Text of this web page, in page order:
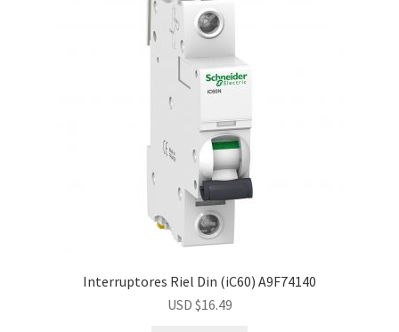
Interruptores Riel Din (iC60) A9F74140
USD $16.49